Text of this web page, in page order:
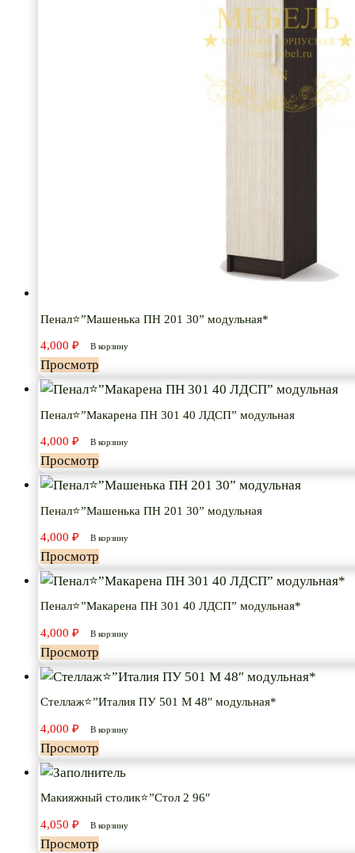
Пенал⭐”Машенька ПН 201 30” модульная*
4,000 ₽ В корзину
Просмотр
Пенал⭐”Макарена ПН 301 40 ЛДСП” модульная
4,000 ₽ В корзину
Просмотр
Пенал⭐”Машенька ПН 201 30” модульная
4,000 ₽ В корзину
Просмотр
Пенал⭐”Макарена ПН 301 40 ЛДСП” модульная*
4,000 ₽ В корзину
Просмотр
Стеллаж⭐”Италия ПУ 501 М 48″ модульная*
4,000 ₽ В корзину
Просмотр
Макияжный столик⭐”Стол 2 96″
4,050 ₽ В корзину
Просмотр